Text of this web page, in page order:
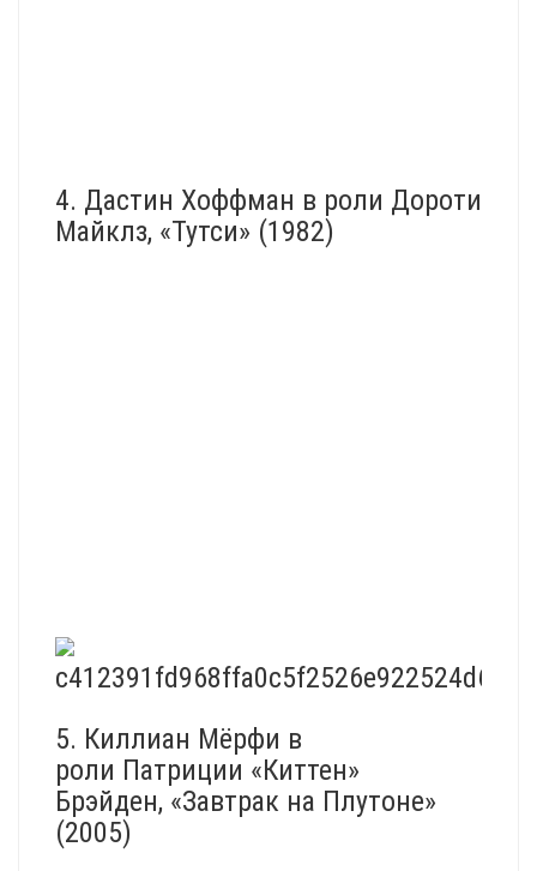
4. Дастин Хоффман в роли Дороти
Майклз, «Тутси» (1982)
5. Киллиан Мёрфи в
роли Патриции «Киттен»
Брэйден, «Завтрак на Плутоне»
(2005)